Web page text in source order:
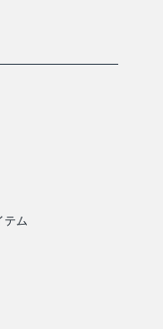
テム